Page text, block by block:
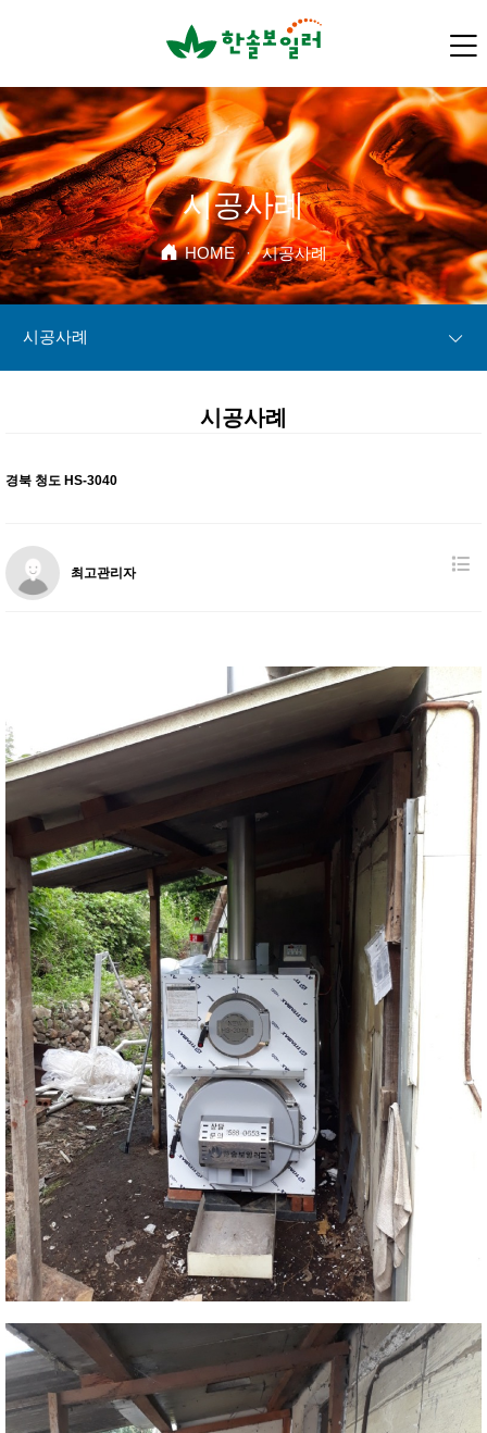
시공사례
HOME · 시공사례
시공사례
시공사례
경북 청도 HS-3040
최고관리자